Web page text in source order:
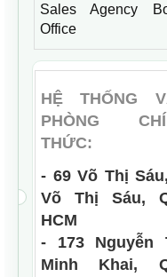
Sales Agency
Office
HỆ THỐNG
PHÒNG
THỨC:
- 69 Võ Thị
Võ Thị Sáu,
HCM
- 173 Nguyễn
Minh Khai,